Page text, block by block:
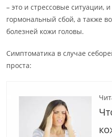
– это и стрессовые ситуации,
гормональный сбой, а также
болезней кожи головы.
Симптоматика в случае
проста: